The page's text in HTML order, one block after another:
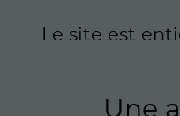
Le site est
Une